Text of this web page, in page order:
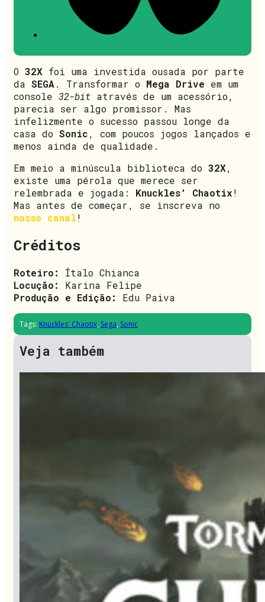
O 32X foi uma investida ousada por parte
da SEGA. Transformar o Mega Drive em um
console 32-bit através de um acessório,
parecia ser algo promissor. Mas
infelizmente o sucesso passou longe da
casa do Sonic, com poucos jogos lançados e
menos ainda de qualidade.
Em meio a minúscula biblioteca do 32X,
existe uma pérola que merece ser
relembrada e jogada: Knuckles’ Chaotix!
Mas antes de começar, se inscreva no
nosso canal!
Créditos
Roteiro:
Ítalo Chianca
Locução:
Karina Felipe
Produção e Edição:
Edu Paiva
Tags: Knuckles' Chaotix, Sega, Sonic
Veja também